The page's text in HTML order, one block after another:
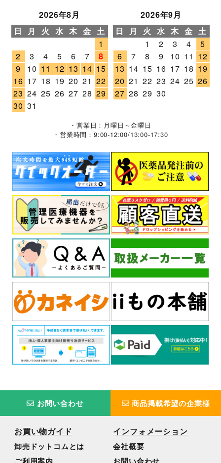
2026年8月
日
月 火 水 木 金 土
1
2
3 4 5 6 7
8
9
10 11 12 13 14 15
16 17 18 19 20 21 22
23 24 25 26 27 28 29
30 31
2026年9月
日
月 火 水 木 金 土
1
2 3 4
5
6
7 8 9 10 11 12
13 14 15 16 17 18 19
20 21 22 23 24 25 26
27 28 29 30
・営業日：月曜日～金曜日
・営業時間：9:00-12:00/13:00-17:30
お問い合わせ 商品掲載希望の企業様
お買い物ガイド
卸売ドットコムとは
インフォメーション
会社概要